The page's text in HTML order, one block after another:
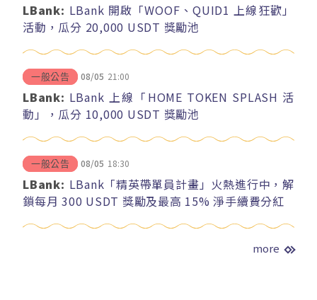
LBank: LBank 開啟「WOOF、QUID1 上線狂歡」
活動，瓜分 20,000 USDT 獎勵池
一般公告 08/05 21:00
LBank: LBank 上線「HOME TOKEN SPLASH 活
動」，瓜分 10,000 USDT 獎勵池
一般公告 08/05 18:30
LBank: LBank「精英帶單員計畫」火熱進行中，解
鎖每月 300 USDT 獎勵及最高 15% 淨手續費分紅
more